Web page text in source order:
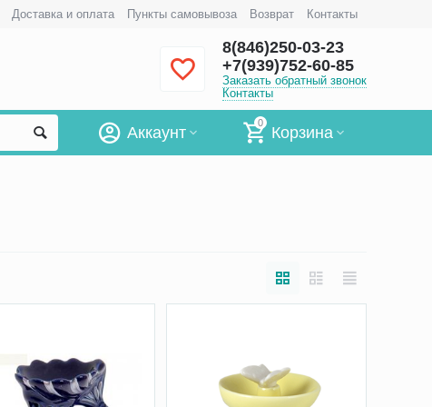
Доставка и оплата Пункты самовывоза Возврат Контакты
8(846)250-03-23
+7(939)752-60-85
Заказать обратный звонок
Контакты
0
Корзина
Аккаунт